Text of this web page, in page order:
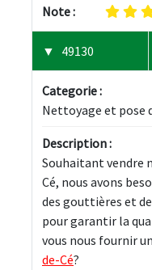
Note :
49130
Categorie :
Nettoyage et pose
Description :
Souhaitant vendre
Cé, nous avons
des gouttières et
pour garantir la
vous nous fournir un
de-Cé?